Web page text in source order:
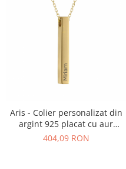
Aris - Colier personalizat din
argint 925 placat cu aur
galben 24k cu pandantiv
404,09 RON